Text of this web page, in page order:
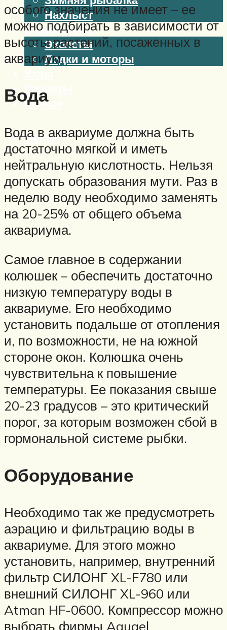
Нахлыст
Снаряжение
Эхолоты
Лодки и моторы
Разное
Меню
особого значения не имеет – ее
можно подбирать в зависимости от
высоты растений, посаженных в
аквариум.
Вода
Вода в аквариуме должна быть
достаточно мягкой и иметь
нейтральную кислотность. Нельзя
допускать образования мути. Раз в
неделю воду необходимо заменять
на 20-25% от общего объема
аквариума.
Самое главное в содержании
колюшек – обеспечить достаточно
низкую температуру воды в
аквариуме. Его необходимо
установить подальше от отопления
и, по возможности, не на южной
стороне окон. Колюшка очень
чувствительна к повышение
температуры. Ее показания свыше
20-23 градусов – это критический
порог, за которым возможен сбой в
гормональной системе рыбки.
Оборудование
Необходимо так же предусмотреть
аэрацию и фильтрацию воды в
аквариуме. Для этого можно
установить, например, внутренний
фильтр СИЛОНГ XL-F780 или
внешний СИЛОНГ XL-960 или
Atman HF-0600. Компрессор можно
выбрать фирмы Aquael